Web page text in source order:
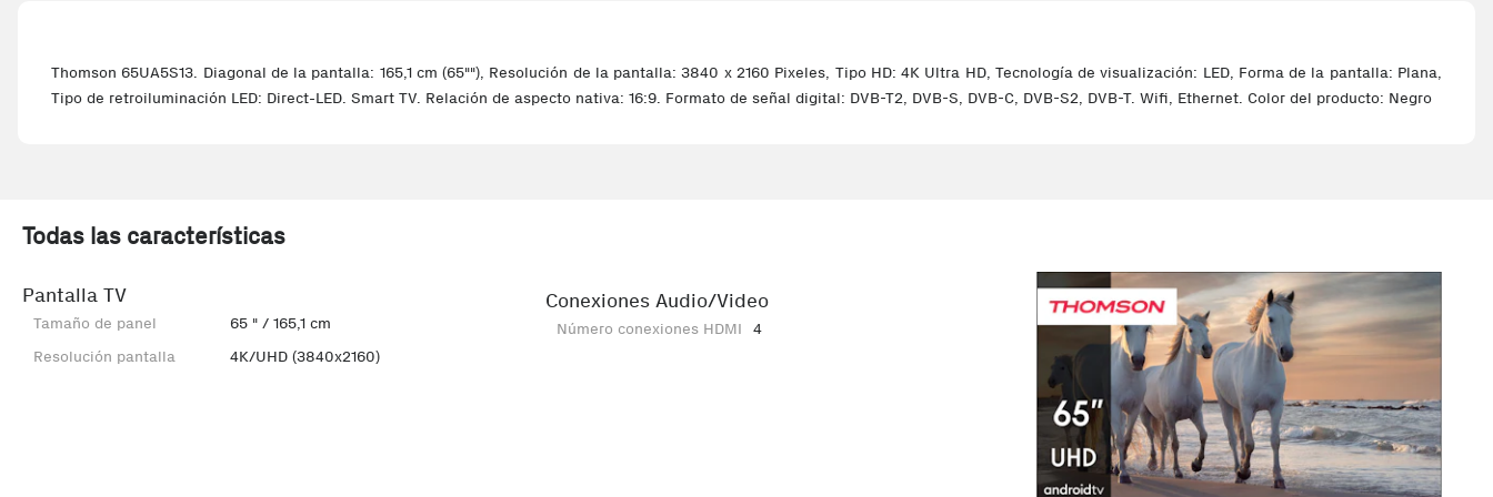
Thomson 65UA5S13. Diagonal de la pantalla: 165,1 cm (65""), Resolución de la pantalla: 3840 x 2160 Pixeles, Tipo HD: 4K Ultra HD, Tecnología de visualización: LED, Forma de la pantalla: Plana,
Tipo de retroiluminación LED: Direct-LED. Smart TV. Relación de aspecto nativa: 16:9. Formato de señal digital: DVB-T2, DVB-S, DVB-C, DVB-S2, DVB-T. Wifi, Ethernet. Color del producto: Negro
Todas las características
Pantalla TV
Tamaño de panel
65 " / 165,1 cm
Resolución pantalla
4K/UHD (3840x2160)
Conexiones Audio/Video
Número conexiones HDMI 4